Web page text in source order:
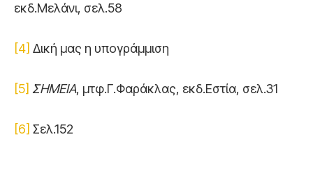
εκδ.Μελάνι, σελ.58
[4] Δική μας η υπογράμμιση
[5] ΣΗΜΕΙΑ, μτφ.Γ.Φαράκλας, εκδ.Εστία, σελ.31
[6] Σελ.152